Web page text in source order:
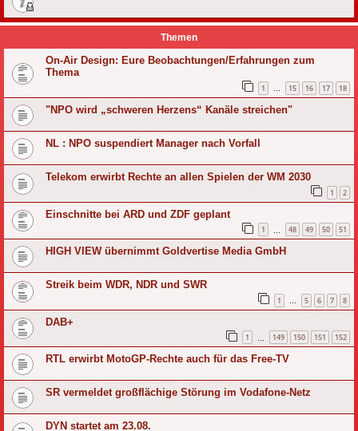
Themen
On-Air Design: Eure Beobachtungen/Erfahrungen zum
Thema
1 … 15 16 17 18
"NPO wird „schweren Herzens“ Kanäle streichen"
NL : NPO suspendiert Manager nach Vorfall
Telekom erwirbt Rechte an allen Spielen der WM 2030
1 2
Einschnitte bei ARD und ZDF geplant
1 48 49 50 51
HIGH VIEW übernimmt Goldvertise Media GmbH
Streik beim WDR, NDR und SWR
1 … 5 6 7 8
DAB+
1 149 150 151 152
RTL erwirbt MotoGP-Rechte auch für das Free-TV
SR vermeldet großflächige Störung im Vodafone-Netz
DYN startet am 23.08.